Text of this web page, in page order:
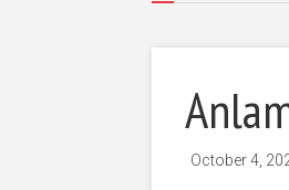
October 4,